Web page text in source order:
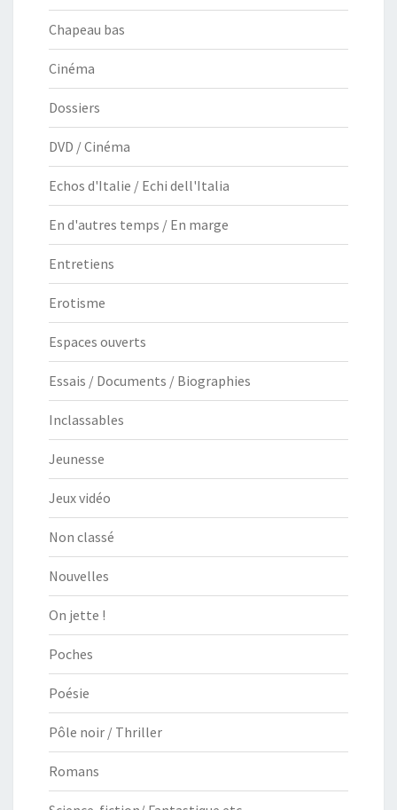
Chapeau bas
Cinéma
Dossiers
DVD / Cinéma
Echos d'Italie / Echi dell'Italia
En d'autres temps / En marge
Entretiens
Erotisme
Espaces ouverts
Essais / Documents / Biographies
Inclassables
Jeunesse
Jeux vidéo
Non classé
Nouvelles
On jette !
Poches
Poésie
Pôle noir / Thriller
Romans